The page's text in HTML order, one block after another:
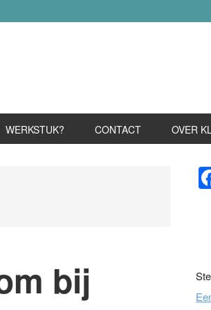
WERKSTUK? CONTACT OVER
bij